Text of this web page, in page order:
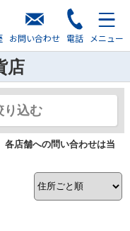
お問い合わせ 電話 メニュー
店
り込む
店舗への問い合わせは当